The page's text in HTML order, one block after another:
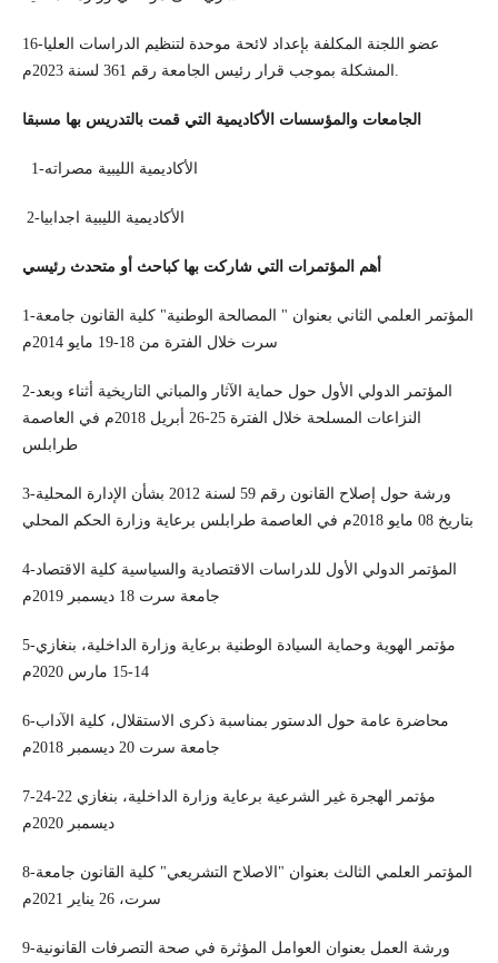
16-عضو اللجنة المكلفة بإعداد لائحة موحدة لتنظيم الدراسات العليا
الجامعات والمؤسسات الأكاديمية التي قمت بالتدريس بها مسبقا
1-الأكاديمية الليبية مصراته
2-الأكاديمية الليبية اجدابيا
أهم المؤتمرات التي شاركت بها كباحث أو متحدث رئيسي
1-المؤتمر العلمي الثاني بعنوان " المصالحة الوطنية" كلية القانون جامعة
سرت خلال الفترة من 18-19 مايو 2014م
2-المؤتمر الدولي الأول حول حماية الآثار والمباني التاريخية أثناء وبعد
النزاعات المسلحة خلال الفترة 25-26 أبريل 2018م في العاصمة
طرابلس
3-ورشة حول إصلاح القانون رقم 59 لسنة 2012 بشأن الإدارة المحلية
بتاريخ 08 مايو 2018م في العاصمة طرابلس برعاية وزارة الحكم المحلي
4-المؤتمر الدولي الأول للدراسات الاقتصادية والسياسية كلية الاقتصاد
جامعة سرت 18 ديسمبر 2019م
5-مؤتمر الهوية وحماية السيادة الوطنية برعاية وزارة الداخلية، بنغازي
14-15 مارس 2020م
6-محاضرة عامة حول الدستور بمناسبة ذكرى الاستقلال، كلية الآداب
جامعة سرت 20 ديسمبر 2018م
7-مؤتمر الهجرة غير الشرعية برعاية وزارة الداخلية، بنغازي 22-24
ديسمبر 2020م
8-المؤتمر العلمي الثالث بعنوان "الاصلاح التشريعي" كلية القانون جامعة
سرت، 26 يناير 2021م
9-ورشة العمل بعنوان العوامل المؤثرة في صحة التصرفات القانونية